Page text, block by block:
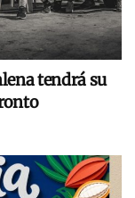
tendrá su